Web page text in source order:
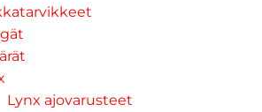
Lynx ajovarusteet